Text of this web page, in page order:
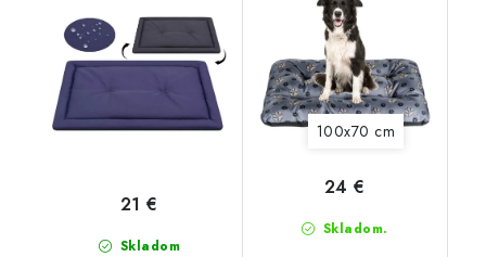
Skladom
21 €
100x70 cm
Skladom.
24 €